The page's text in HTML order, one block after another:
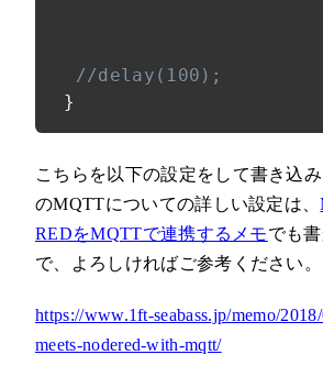
//delay(100);
}
こちらを以下の設定をして書き込
のMQTTについての詳しい設定は、
REDをMQTTで連携するメモでも
で、よろしければご参考ください。
https://www.1ft-seabass.jp/memo/
meets-nodered-with-mqtt/